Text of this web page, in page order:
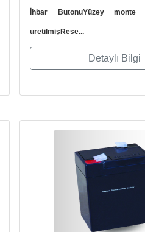
İhbar ButonuYüzey monte
üretilmişRese...
Detaylı Bilgi